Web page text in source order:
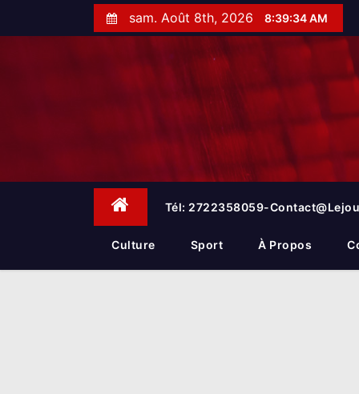
t
sam. Août 8th, 2026 8:39:35 AM
Tél: 2722358059-
Culture Sport À Propos